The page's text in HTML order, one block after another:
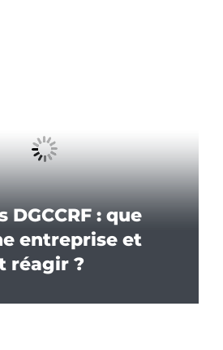
DGCCRF : que
entreprise et
réagir ?